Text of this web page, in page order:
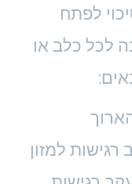
לפתח
לכל כלב או
למזון